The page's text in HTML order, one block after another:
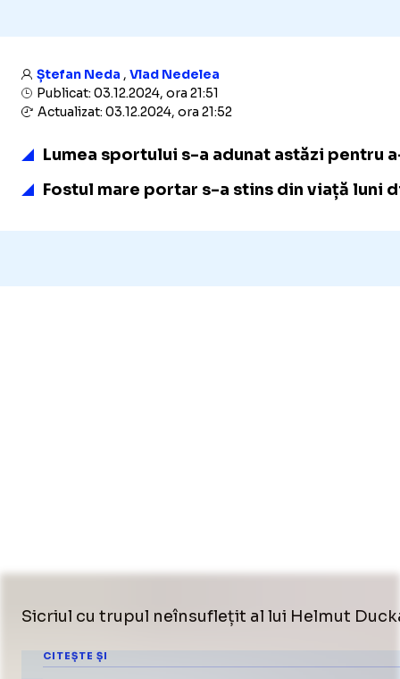
Ștefan Neda , Vlad Nedelea
Publicat: 03.12.2024, ora 21:51
Actualizat: 03.12.2024, ora 21:52
Lumea sportului s-a adunat astăzi pentru
Fostul mare portar s-a stins din viață luni
Sicriul cu trupul neînsuflețit al lui Helmut
CITEȘTE ȘI